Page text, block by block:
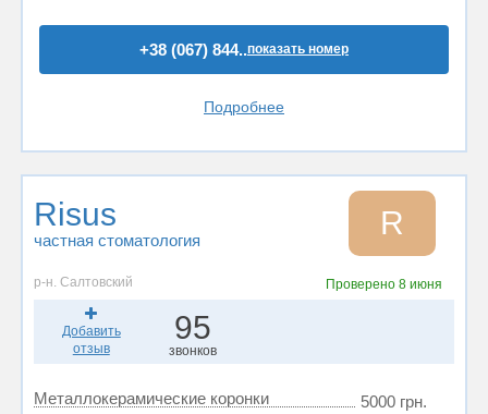
+38 (067) 844..показать номер
Подробнее
Risus
частная стоматология R
р-н. Салтовский Проверено8 июня
Добавить
отзыв
95
звонков
Металлокерамические коронки 5000 грн.